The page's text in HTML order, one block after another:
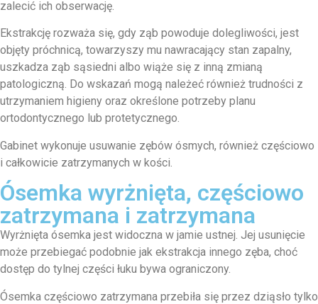
zalecić ich obserwację.
Ekstrakcję rozważa się, gdy ząb powoduje dolegliwości, jest
objęty próchnicą, towarzyszy mu nawracający stan zapalny,
uszkadza ząb sąsiedni albo wiąże się z inną zmianą
patologiczną. Do wskazań mogą należeć również trudności z
utrzymaniem higieny oraz określone potrzeby planu
ortodontycznego lub protetycznego.
Gabinet wykonuje usuwanie zębów ósmych, również częściowo
i całkowicie zatrzymanych w kości.
Ósemka wyrżnięta, częściowo
zatrzymana i zatrzymana
Wyrżnięta ósemka jest widoczna w jamie ustnej. Jej usunięcie
może przebiegać podobnie jak ekstrakcja innego zęba, choć
dostęp do tylnej części łuku bywa ograniczony.
Ósemka częściowo zatrzymana przebiła się przez dziąsło tylko